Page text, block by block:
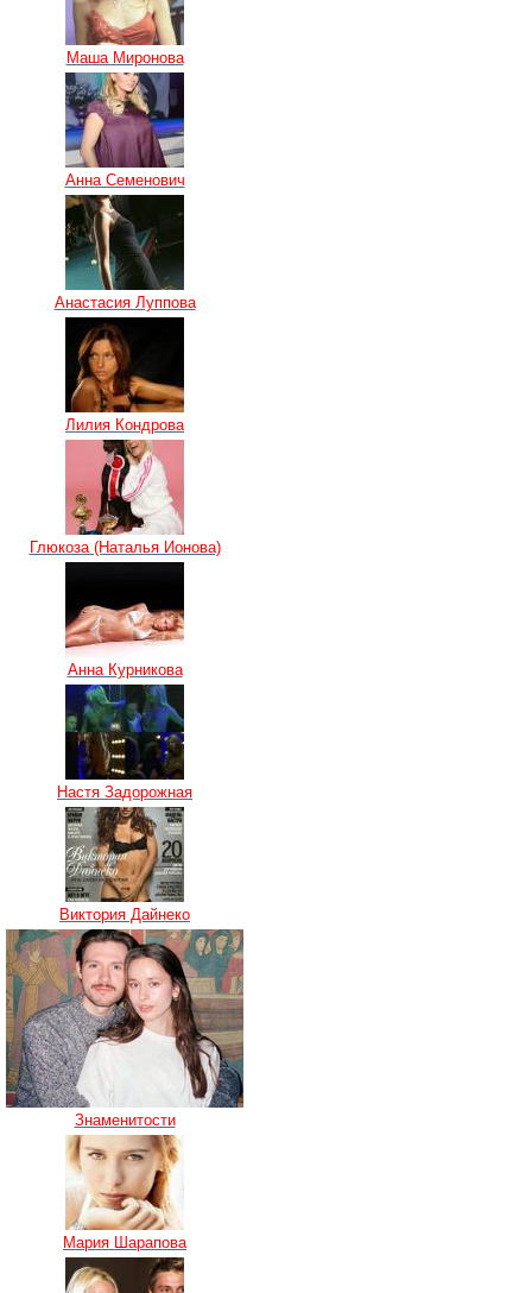
Маша Миронова
Анна Семенович
Анастасия Луппова
Лилия Кондрова
Глюкоза (Наталья Ионова)
Анна Курникова
Настя Задорожная
Виктория Дайнеко
Знаменитости
Мария Шарапова